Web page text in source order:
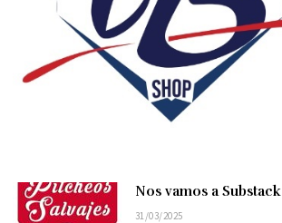
Nos vamos a Substack
31/03/2025